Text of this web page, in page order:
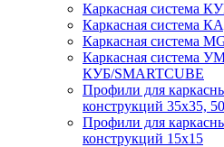
Каркасная система
Каркасная система
Каркасная система
Каркасная система
КУБ/SMARTCUBE
Профили для
конструкций 35x35,
Профили для
конструкций 15х15